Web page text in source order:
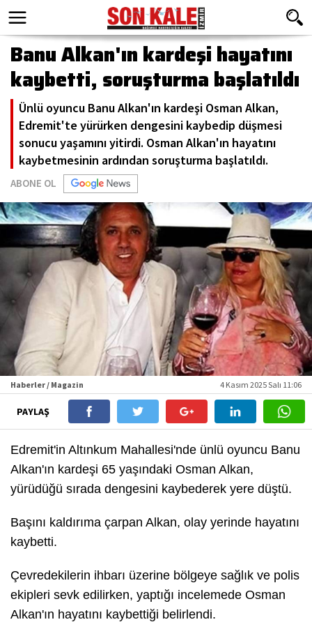
Banu Alkan'ın kardeşi hayatını
kaybetti, soruşturma başlatıldı
Ünlü oyuncu Banu Alkan'ın kardeşi Osman Alkan,
Edremit'te yürürken dengesini kaybedip düşmesi
sonucu yaşamını yitirdi. Osman Alkan'ın hayatını
kaybetmesinin ardından soruşturma başlatıldı.
ABONE OL
Haberler / Magazin 4 Kasım 2025 Salı 11:06
PAYLAŞ
Edremit'in Altınkum Mahallesi'nde ünlü oyuncu Banu
Alkan'ın kardeşi 65 yaşındaki Osman Alkan,
yürüdüğü sırada dengesini kaybederek yere düştü.
Başını kaldırıma çarpan Alkan, olay yerinde hayatını
kaybetti.
Çevredekilerin ihbarı üzerine bölgeye sağlık ve polis
ekipleri sevk edilirken, yaptığı incelemede Osman
Alkan'ın hayatını kaybettiği belirlendi.